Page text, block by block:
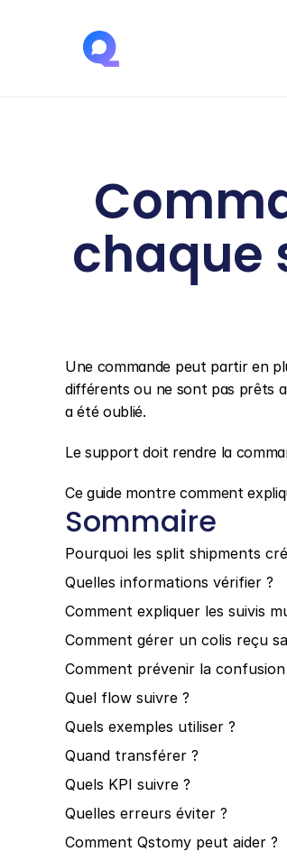
chaque
Une commande peut partir en
différents ou ne sont pas prêts
a été oublié.
Le support doit rendre la
Ce guide montre comment
Sommaire
Pourquoi les split shipments
Quelles informations vérifier ?
Comment expliquer les suivis
Comment gérer un colis reçu
Comment prévenir la confusion
Quel flow suivre ?
Quels exemples utiliser ?
Quand transférer ?
Quels KPI suivre ?
Quelles erreurs éviter ?
Comment Qstomy peut aider ?